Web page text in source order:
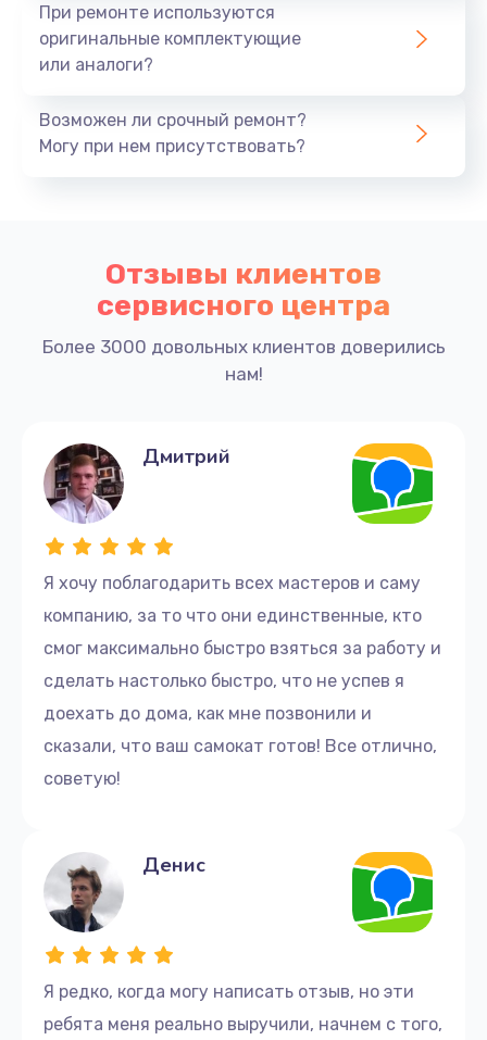
При ремонте используются
оригинальные комплектующие
или аналоги?
Возможен ли срочный ремонт?
Могу при нем присутствовать?
Отзывы клиентов
сервисного центра
Более 3000 довольных клиентов доверились
нам!
Я хочу поблагодарить всех мастеров и саму
компанию, за то что они единственные, кто
смог максимально быстро взяться за работу и
сделать настолько быстро, что не успев я
доехать до дома, как мне позвонили и
сказали, что ваш самокат готов! Все отлично,
советую!
Дмитрий
Я редко, когда могу написать отзыв, но эти
ребята меня реально выручили, начнем с того,
Денис